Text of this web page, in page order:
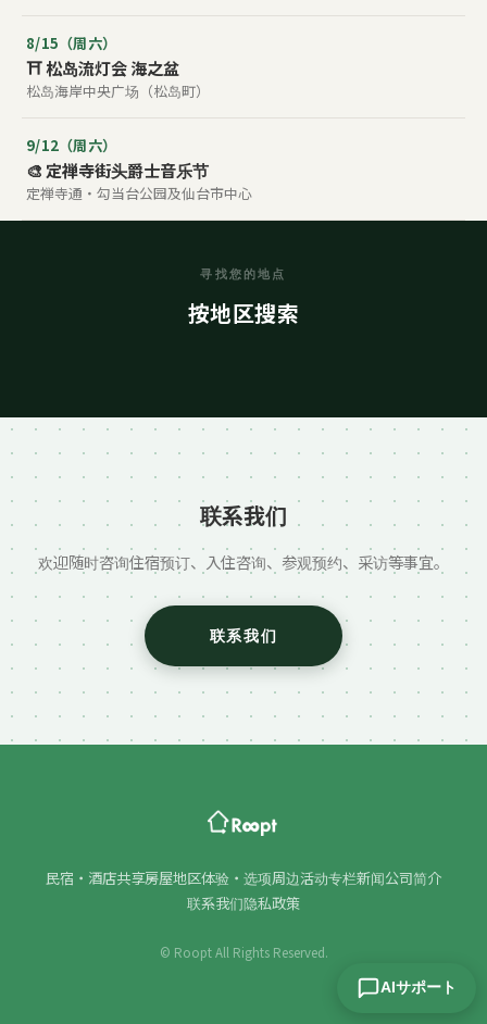
8/15（周六）
⛩️ 松岛流灯会 海之盆
松岛海岸中央广场（松岛町）
9/12（周六）
🎨 定禅寺街头爵士音乐节
定禅寺通・勾当台公园及仙台市中心
寻找您的地点
按地区搜索
松本
长野
叶山
神奈川
联系我们
欢迎随时咨询住宿预订、入住咨询、参观预约、采访等事宜。
联系我们
民宿・酒店共享房屋地区体验・选项周边活动专栏新闻公司简介
联系我们隐私政策
© Roopt All Rights Reserved.
AIサポート